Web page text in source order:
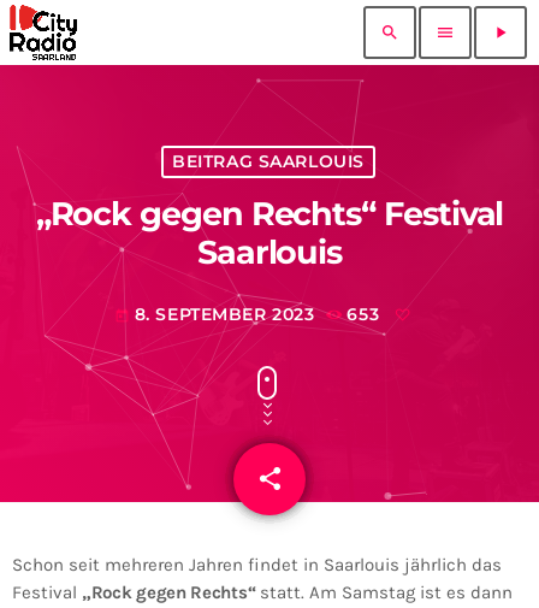
search menu play_arrow
BEITRAG SAARLOUIS
„Rock gegen Rechts“ Festival
Saarlouis
today 8. SEPTEMBER 2023 653
share
email
Schon seit mehreren Jahren findet in Saarlouis jährlich das
Festival „Rock gegen Rechts“statt. Am Samstag ist es dann